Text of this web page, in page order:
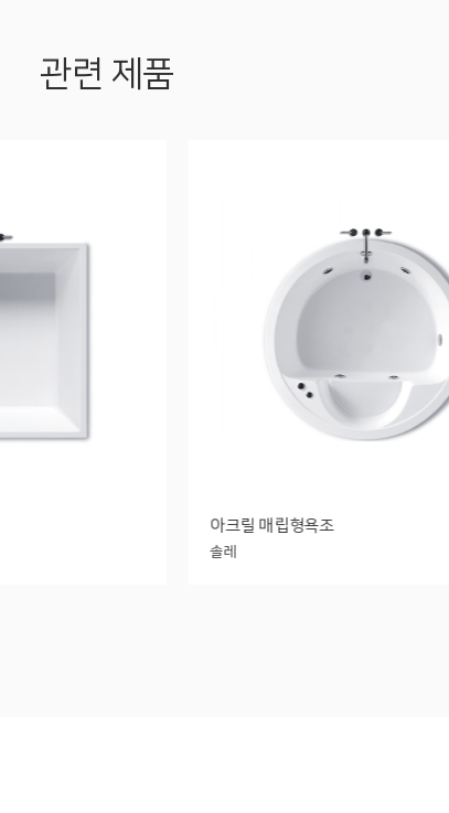
관련 제품
아크릴 매립형욕조
솔레